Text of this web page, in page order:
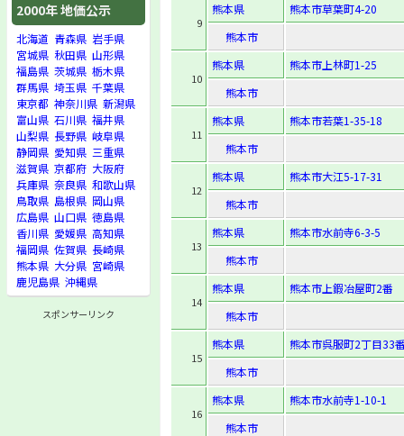
2000年 地価公示
北海道 青森県 岩手県
宮城県 秋田県 山形県
福島県 茨城県 栃木県
群馬県 埼玉県 千葉県
東京都 神奈川県 新潟県
富山県 石川県 福井県
山梨県 長野県 岐阜県
静岡県 愛知県 三重県
滋賀県 京都府 大阪府
兵庫県 奈良県 和歌山県
鳥取県 島根県 岡山県
広島県 山口県 徳島県
香川県 愛媛県 高知県
福岡県 佐賀県 長崎県
熊本県 大分県 宮崎県
鹿児島県 沖縄県
スポンサーリンク
9
熊本県
熊本市草葉町4-20
熊本市
10
熊本県
熊本市上林町1-25
熊本市
11
熊本県
熊本市若葉1-35-18
熊本市
12
熊本県
熊本市大江5-17-31
熊本市
13
熊本県
熊本市水前寺6-3-5
熊本市
14
熊本県
熊本市上鍜冶屋町2番
熊本市
15
熊本県
熊本市呉服町2丁目33
熊本市
16
熊本県
熊本市水前寺1-10-1
熊本市